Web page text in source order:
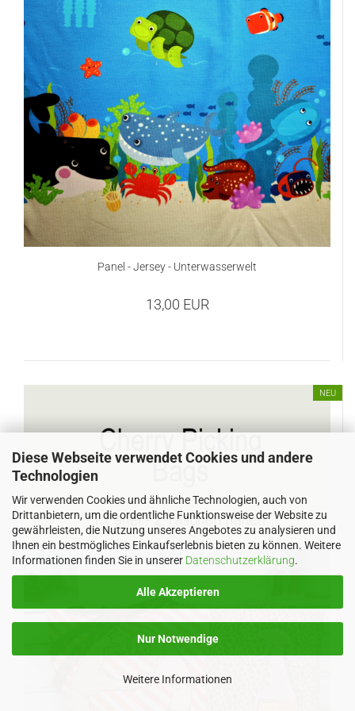
Diese Webseite verwendet Cookies und andere
Technologien
Wir verwenden Cookies und ähnliche Technologien, auch von
Drittanbietern, um die ordentliche Funktionsweise der Website zu
gewährleisten, die Nutzung unseres Angebotes zu analysieren und
Ihnen ein bestmögliches Einkaufserlebnis bieten zu können. Weitere
Informationen finden Sie in unserer Datenschutzerklärung.
Alle Akzeptieren
Nur Notwendige
Weitere Informationen
Panel - Jersey - Unterwasserwelt
13,00 EUR
NEU